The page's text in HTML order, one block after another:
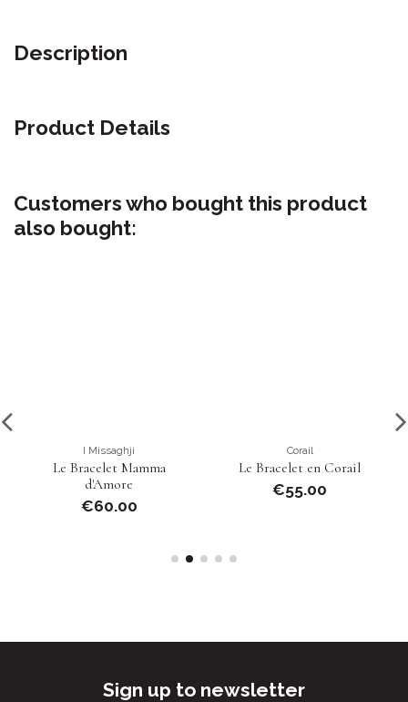
Description
Product Details
Customers who bought this product
also bought:
I Missaghji
Le Bracelet Mamma
d'Amore
€60.00
Corail
Le Bracelet en Corail
€55.00
Sign up to newsletter